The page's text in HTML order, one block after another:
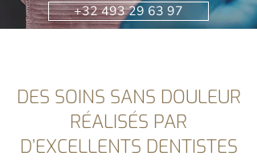
+32 493 29 63 97
DES SOINS SANS DOULEUR
RÉALISÉS PAR
D’EXCELLENTS DENTISTES